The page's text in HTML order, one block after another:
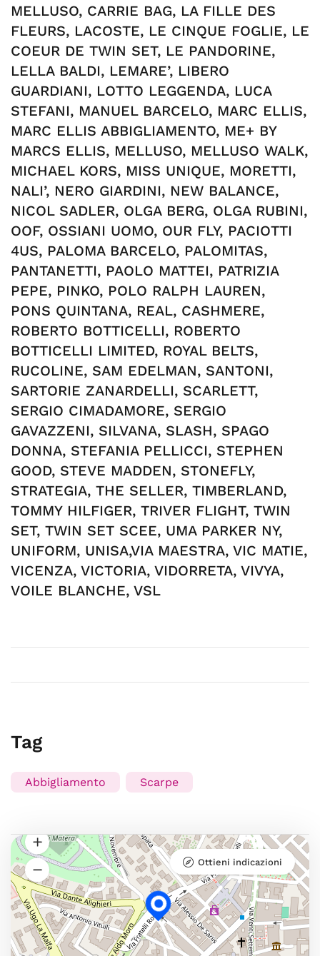
MELLUSO, CARRIE BAG, LA FILLE DES
FLEURS, LACOSTE, LE CINQUE FOGLIE, LE
COEUR DE TWIN SET, LE PANDORINE,
LELLA BALDI, LEMARE’, LIBERO
GUARDIANI, LOTTO LEGGENDA, LUCA
STEFANI, MANUEL BARCELO, MARC ELLIS,
MARC ELLIS ABBIGLIAMENTO, ME+ BY
MARCS ELLIS, MELLUSO, MELLUSO WALK,
MICHAEL KORS, MISS UNIQUE, MORETTI,
NALI’, NERO GIARDINI, NEW BALANCE,
NICOL SADLER, OLGA BERG, OLGA RUBINI,
OOF, OSSIANI UOMO, OUR FLY, PACIOTTI
4US, PALOMA BARCELO, PALOMITAS,
PANTANETTI, PAOLO MATTEI, PATRIZIA
PEPE, PINKO, POLO RALPH LAUREN,
PONS QUINTANA, REAL, CASHMERE,
ROBERTO BOTTICELLI, ROBERTO
BOTTICELLI LIMITED, ROYAL BELTS,
RUCOLINE, SAM EDELMAN, SANTONI,
SARTORIE ZANARDELLI, SCARLETT,
SERGIO CIMADAMORE, SERGIO
GAVAZZENI, SILVANA, SLASH, SPAGO
DONNA, STEFANIA PELLICCI, STEPHEN
GOOD, STEVE MADDEN, STONEFLY,
STRATEGIA, THE SELLER, TIMBERLAND,
TOMMY HILFIGER, TRIVER FLIGHT, TWIN
SET, TWIN SET SCEE, UMA PARKER NY,
UNIFORM, UNISA,VIA MAESTRA, VIC MATIE,
VICENZA, VICTORIA, VIDORRETA, VIVYA,
VOILE BLANCHE, VSL
Tag
Abbigliamento Scarpe
Ottieni indicazioni